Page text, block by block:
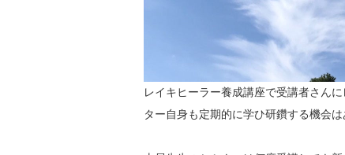
レイキヒーラー養成講座で受講者さん
ター自身も定期的に学ひ研鑽する機会